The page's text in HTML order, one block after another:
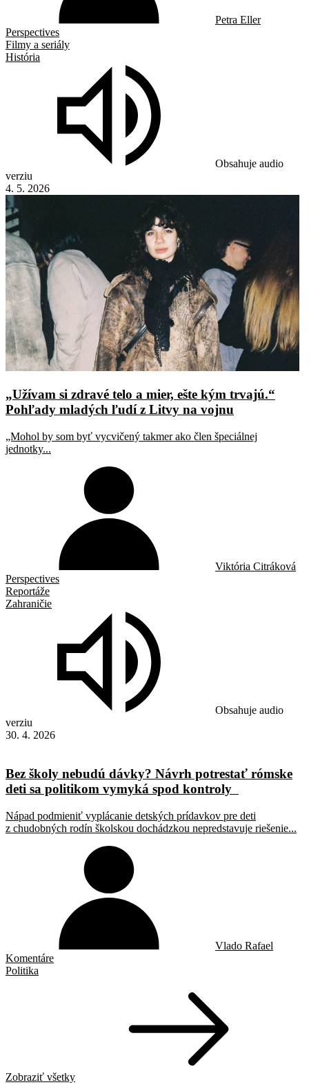
Petra Eller
Perspectives
Filmy a seriály
História
Obsahuje audio
verziu
4. 5. 2026
„Užívam si zdravé telo a mier, ešte kým trvajú.“
Pohľady mladých ľudí z Litvy na vojnu
„Mohol by som byť vycvičený takmer ako člen špeciálnej
jednotky...
Viktória Citráková
Perspectives
Reportáže
Zahraničie
Obsahuje audio
verziu
30. 4. 2026
Bez školy nebudú dávky? Návrh potrestať rómske
deti sa politikom vymyká spod kontroly
Nápad podmieniť vyplácanie detských prídavkov pre deti
z chudobných rodín školskou dochádzkou nepredstavuje riešenie...
Vlado Rafael
Komentáre
Politika
Zobraziť všetky